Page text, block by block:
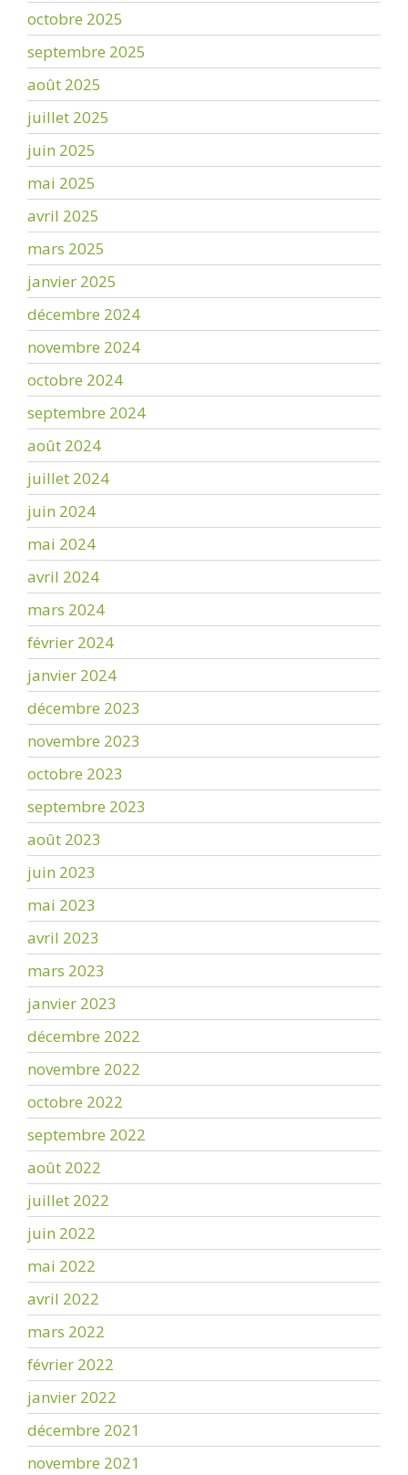
octobre 2025
septembre 2025
août 2025
juillet 2025
juin 2025
mai 2025
avril 2025
mars 2025
janvier 2025
décembre 2024
novembre 2024
octobre 2024
septembre 2024
août 2024
juillet 2024
juin 2024
mai 2024
avril 2024
mars 2024
février 2024
janvier 2024
décembre 2023
novembre 2023
octobre 2023
septembre 2023
août 2023
juin 2023
mai 2023
avril 2023
mars 2023
janvier 2023
décembre 2022
novembre 2022
octobre 2022
septembre 2022
août 2022
juillet 2022
juin 2022
mai 2022
avril 2022
mars 2022
février 2022
janvier 2022
décembre 2021
novembre 2021